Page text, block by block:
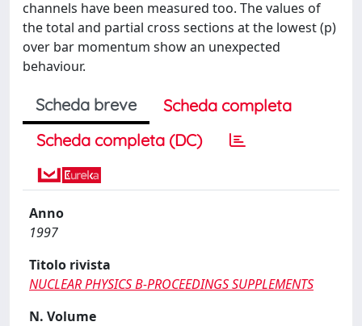
channels have been measured too. The values of
the total and partial cross sections at the lowest (p)
over bar momentum show an unexpected
behaviour.
Scheda breve
Scheda completa
Scheda completa (DC)
Anno
1997
Titolo rivista
NUCLEAR PHYSICS B-PROCEEDINGS SUPPLEMENTS
N. Volume